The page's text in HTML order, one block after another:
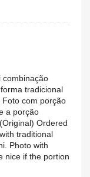
combinação
tradicional
com porção
a porção
Ordered
traditional
Photo with
nice if the portion